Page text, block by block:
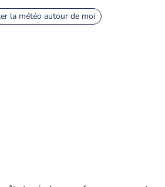
la météo autour de moi